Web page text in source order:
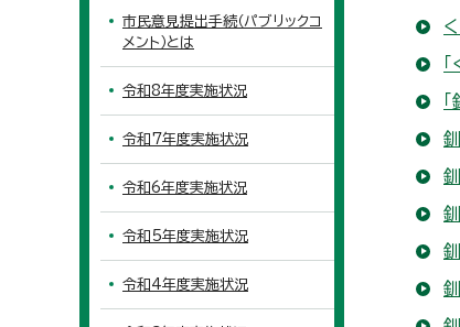
市民意見提出手続（パブリックコ
メント）とは
令和8年度実施状況
令和7年度実施状況
令和6年度実施状況
令和5年度実施状況
令和4年度実施状況